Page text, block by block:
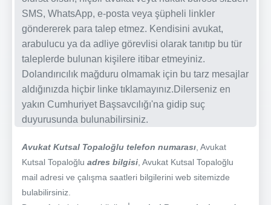
SMS, WhatsApp, e-posta veya şüpheli linkler
göndererek para talep etmez. Kendisini avukat,
arabulucu ya da adliye görevlisi olarak tanıtıp bu tür
taleplerde bulunan kişilere itibar etmeyiniz.
Dolandırıcılık mağduru olmamak için bu tarz mesajlar
aldığınızda hiçbir linke tıklamayınız.Dilerseniz en
yakın Cumhuriyet Başsavcılığı'na gidip suç
duyurusunda bulunabilirsiniz.
Avukat Kutsal Topaloğlu telefon numarası , Avukat
Kutsal Topaloğlu adres bilgisi , Avukat Kutsal Topaloğlu
mail adresi ve çalışma saatleri bilgilerini web sitemizde
bulabilirsiniz.